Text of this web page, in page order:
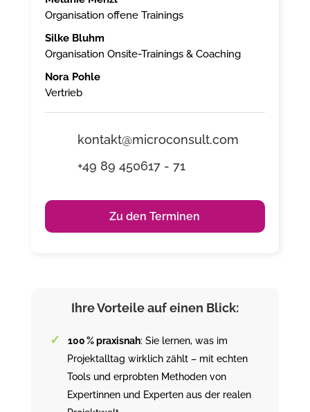
Organisation offene Trainings
Silke Bluhm
Organisation Onsite-Trainings & Coaching
Nora Pohle
Vertrieb
kontakt@microconsult.com
+49 89 450617 - 71
Zu den Terminen
Ihre Vorteile auf einen Blick:
100 % praxisnah: Sie lernen, was im
Projektalltag wirklich zählt – mit echten
Tools und erprobten Methoden von
Expertinnen und Experten aus der realen